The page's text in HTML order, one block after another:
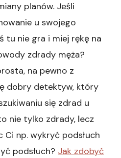
planów. Jeśli
u swojego
tu nie gra i miej rękę na
zdrady męża?
na pewno z
dobry detektyw, który
się zdrad u
nie tylko zdrady, lecz
Ci np. wykryć podsłuch
podsłuch? Jak zdobyć